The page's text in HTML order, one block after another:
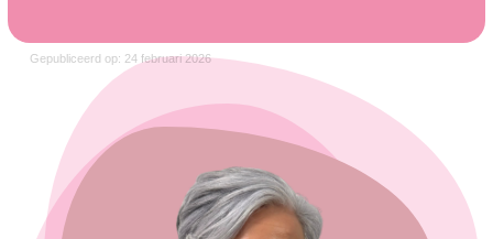
Gepubliceerd op: 24 februari 2026